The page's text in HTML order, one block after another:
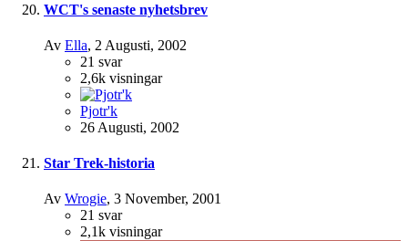
WCT's senaste nyhetsbrev
Av Ella, 2 Augusti, 2002
21 svar
2,6k visningar
Pjotr'k
26 Augusti, 2002
Star Trek-historia
Av Wrogie, 3 November, 2001
21 svar
2,1k visningar